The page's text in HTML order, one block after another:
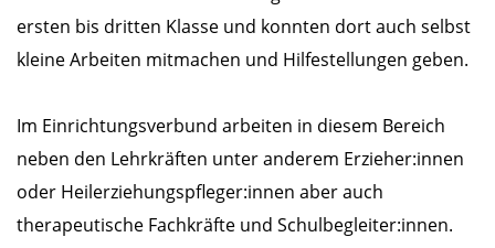
ersten bis dritten Klasse und konnten dort auch selbst
kleine Arbeiten mitmachen und Hilfestellungen geben.
Im Einrichtungsverbund arbeiten in diesem Bereich
neben den Lehrkräften unter anderem Erzieher:innen
oder Heilerziehungspfleger:innen aber auch
therapeutische Fachkräfte und Schulbegleiter:innen.